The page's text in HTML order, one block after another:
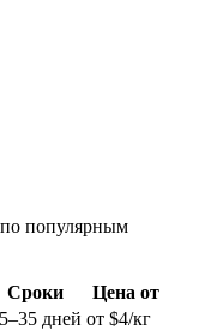
популярным
Сроки
Цена от
дней от $4/кг